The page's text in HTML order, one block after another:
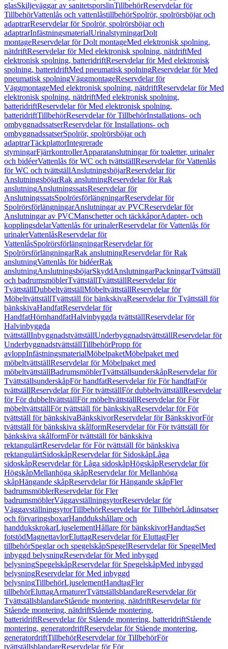
glasSkiljeväggar av sanitetsporslinTillbehörReservdelar för
TillbehörVattenlås och vattenlåstillbehörSpolrör, spolrörsböjar och
adaptrarReservdelar för Spolrör, spolrörsböjar och
adaptrarInfästningsmaterialUrinalstyrningarDolt
montageReservdelar för Dolt montageMed elektronisk spolning,
nätdriftReservdelar för Med elektronisk spolning, nätdriftMed
elektronisk spolning, batteridriftReservdelar för Med elektronisk
spolning, batteridriftMed pneumatisk spolningReservdelar för Med
pneumatisk spolningVäggmontageReservdelar för
VäggmontageMed elektronisk spolning, nätdriftReservdelar för Med
elektronisk spolning, nätdriftMed elektronisk spolning,
batteridriftReservdelar för Med elektronisk spolning,
batteridriftTillbehörReservdelar för TillbehörInstallations- och
ombyggnadssatserReservdelar för Installations- och
ombyggnadssatserSpolrör, spolrörsböjar och
adaptrarTäckplattorIntegrerade
styrningarFjärrkontrollerApparatanslutningar för toaletter, urinaler
och bidéerVattenlås för WC och tvättställReservdelar för Vattenlås
för WC och tvättställAnslutningsböjarReservdelar för
AnslutningsböjarRak anslutningReservdelar för Rak
anslutningAnslutningssatsReservdelar för
AnslutningssatsSpolrörsförlängningarReservdelar för
SpolrörsförlängningarAnslutningar av PVCReservdelar för
Anslutningar av PVCManschetter och täckkåporAdapter- och
kopplingsdelarVattenlås för urinalerReservdelar för Vattenlås för
urinalerVattenlåsReservdelar för
VattenlåsSpolrörsförlängningarReservdelar för
SpolrörsförlängningarRak anslutningReservdelar för Rak
anslutningVattenlås för bidéerRak
anslutningAnslutningsböjarSkyddAnslutningarPackningarTvättställ
och badrumsmöblerTvättställTvättställReservdelar för
TvättställDubbeltvättställMöbeltvättställReservdelar för
MöbeltvättställTvättställ för bänkskivaReservdelar för Tvättställ för
bänkskivaHandfatReservdelar för
HandfatHörnhandfatHalvinbyggda tvättställReservdelar för
Halvinbyggda
tvättställInbyggnadstvättställUnderbyggnadstvättställReservdelar för
UnderbyggnadstvättställTillbehörPropp för
avloppInfästningsmaterialMöbelpaketMöbelpaket med
möbeltvättställReservdelar för Möbelpaket med
möbeltvättställBadrumsmöblerTvättställsunderskåpReservdelar för
TvättställsunderskåpFör handfatReservdelar för För handfatFör
tvättställReservdelar för För tvättställFör dubbeltvättställReservdelar
för För dubbeltvättställFör möbeltvättställReservdelar för För
möbeltvättställFör tvättställ för bänkskivaReservdelar för För
tvättställ för bänkskivaBänkskivorReservdelar för BänkskivorFör
tvättställ för bänkskiva skålformReservdelar för För tvättställ för
bänkskiva skålformFör tvättställ för bänkskiva
rektangulärtReservdelar för För tvättställ för bänkskiva
rektangulärtSidoskåpReservdelar för SidoskåpLåga
sidoskåpReservdelar för Låga sidoskåpHögskåpReservdelar för
HögskåpMellanhöga skåpReservdelar för Mellanhöga
skåpHängande skåpReservdelar för Hängande skåpFler
badrumsmöblerReservdelar för Fler
badrumsmöblerVäggavställningsytorReservdelar för
VäggavställningsytorTillbehörReservdelar för TillbehörLådinsatser
och förvaringsboxarHanddukshållare och
handdukskrokarLjuselementHållare för bänkskivorHandtagSet
fotstödMagnettavlorEluttagReservdelar för EluttagFler
tillbehörSpeglar och spegelskåpSpegelReservdelar för SpegelMed
inbyggd belysningReservdelar för Med inbyggd
belysningSpegelskåpReservdelar för SpegelskåpMed inbyggd
belysningReservdelar för Med inbyggd
belysningTillbehörLjuselementHandtagFler
tillbehörEluttagArmaturerTvättställsblandareReservdelar för
TvättställsblandareStående montering, nätdriftReservdelar för
Stående montering, nätdriftStående montering,
batteridriftReservdelar för Stående montering, batteridriftStående
montering, generatordriftReservdelar för Stående montering,
generatordriftTillbehörReservdelar för TillbehörFör
tvättställsblandareReservdelar för För